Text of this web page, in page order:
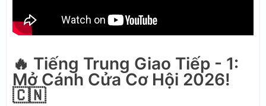
🔥 Tiếng Trung Giao Tiếp - 1:
Mở Cánh Cửa Cơ Hội 2026!
🇨🇳